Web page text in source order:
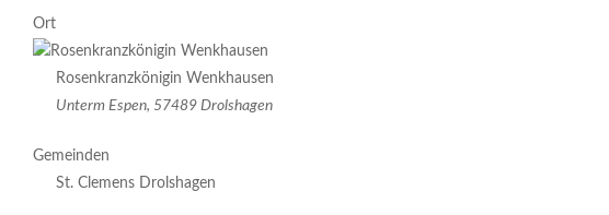
Ort
Rosenkranzkönigin Wenkhausen
Unterm Espen, 57489 Drolshagen
Gemeinden
St. Clemens Drolshagen